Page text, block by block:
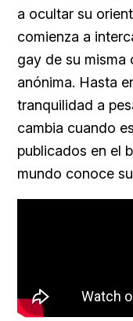
a ocultar su
comienza a
gay de su misma
anónima. Hasta
tranquilidad a
cambia cuando
publicados en el
mundo conoce